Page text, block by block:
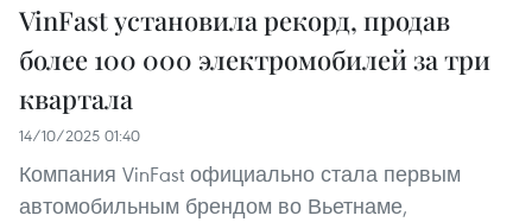
VinFast установила рекорд, продав
более 100 000 электромобилей за три
квартала
14/10/2025 01:40
Компания VinFast официально стала первым
автомобильным брендом во Вьетнаме,